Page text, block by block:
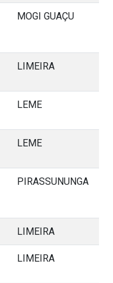
MOGI GUAÇU
LIMEIRA
LEME
LEME
PIRASSUNUNGA
LIMEIRA
LIMEIRA